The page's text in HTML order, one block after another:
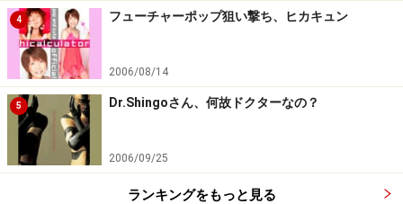
4 フューチャーポップ狙い撃ち、ヒカキュン
2006/08/14
5 Dr.Shingoさん、何故ドクターなの？
2006/09/25
ランキングをもっと見る